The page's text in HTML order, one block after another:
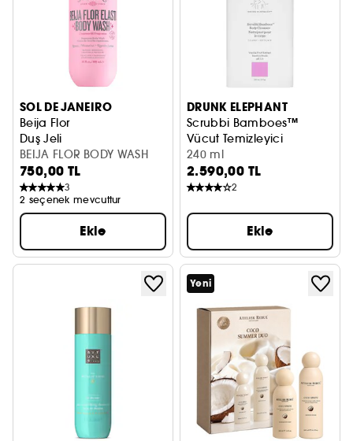
SOL DE JANEIRO
Beija Flor
Duş Jeli
BEIJA FLOR BODY WASH
750,00 TL
3
2 seçenek mevcuttur
Ekle
DRUNK ELEPHANT
Scrubbi Bamboes™
Vücut Temizleyici
240 ml
2.590,00 TL
2
Ekle
Yeni